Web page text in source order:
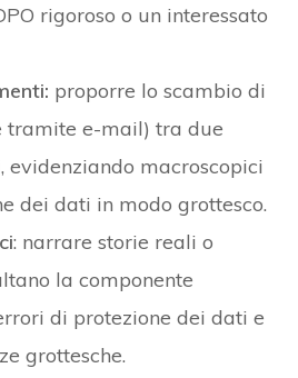
rigoroso o un interessato
proporre lo scambio di
tramite e-mail) tra due
evidenziando macroscopici
dei dati in modo grottesco.
: narrare storie reali o
la componente
di protezione dei dati e
grottesche.